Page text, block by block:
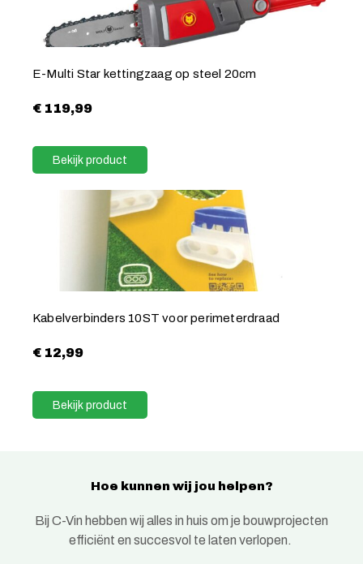
E-Multi Star kettingzaag op steel 20cm
€ 119,99
Bekijk product
Kabelverbinders 10ST voor perimeterdraad
€ 12,99
Bekijk product
Hoe kunnen wij jou helpen?
Bij C-Vin hebben wij alles in huis om je bouwprojecten
efficiënt en succesvol te laten verlopen.